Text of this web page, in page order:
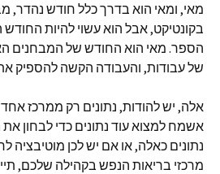
מאי, ומאי הוא בדרך כלל חודש נהדר,
בקונטיקט, אבל הוא עשוי להיות
הספר. מאי הוא החודש של המבחנים
של עבודות, והעבודה הקשה להספיק
אלה, יש להודות, נתונים רק ממרכז
אשמח למצוא עוד נתונים כדי לבחון
נתונים כאלה, או אם יש לכן מוטיבציה
מרכזי בריאות הנפש בקהילה שלכם,